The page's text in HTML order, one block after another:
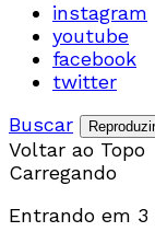
instagram
youtube
facebook
twitter
Buscar
Voltar ao Topo
Carregando
Entrando em 3